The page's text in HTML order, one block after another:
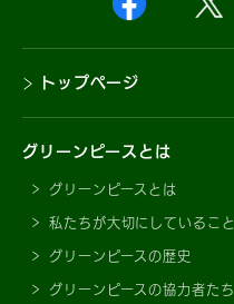
トップページ
グリーンピースとは
グリーンピースとは
私たちが大切にしていること
グリーンピースの歴史
グリーンピースの協力者たち